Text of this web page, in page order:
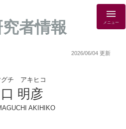
者情報 メニュー
2026/06/04 更新
グチ アキヒコ
明彦
AKIHIKO